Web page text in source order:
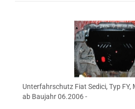
Unterfahrschutz Fiat Sedici, Typ
ab Baujahr 06.2006 -